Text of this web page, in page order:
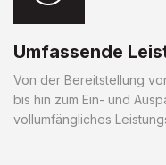
Umfassende
Von der Bereitstellung
bis hin zum Ein- und
vollumfängliches